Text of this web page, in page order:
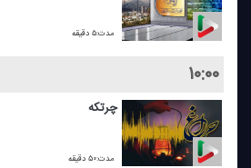
مدت:۵ دقیقه
۱۰:۰۰
چرتكه
مدت:۵۰ دقیقه